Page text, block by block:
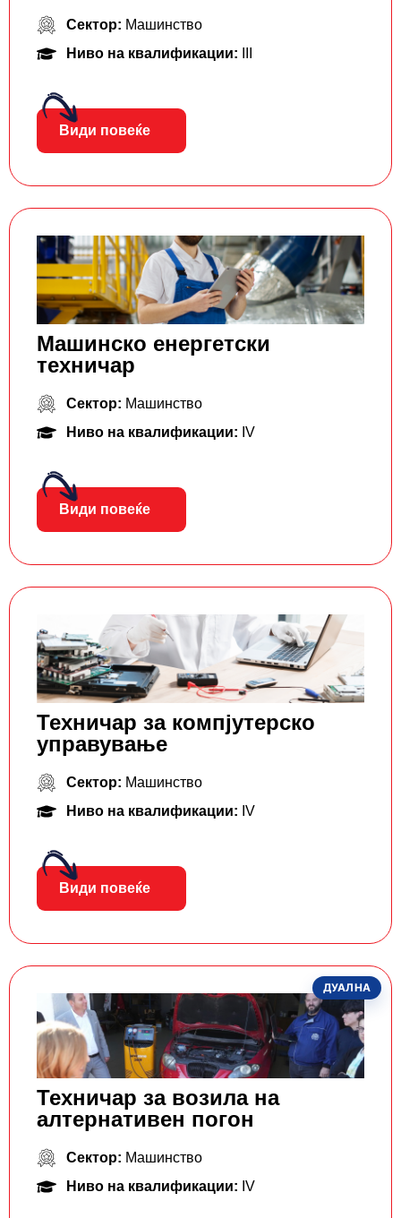
Сектор: Машинство
Ниво на квалификации:
Види повеќе
Машинско енергетски
техничар
Сектор: Машинство
Ниво на квалификации: IV
Види повеќе
Техничар за компјутерско
управување
Сектор: Машинство
Ниво на квалификации: IV
Види повеќе
ДУАЛНА
Техничар за возила на
алтернативен погон
Сектор: Машинство
Ниво на квалификации: IV